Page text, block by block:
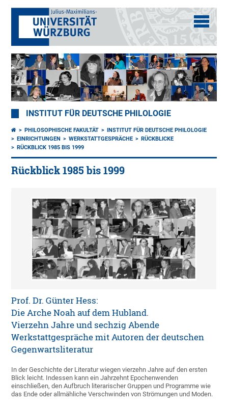
INSTITUT FÜR DEUTSCHE PHILOLOGIE
PHILOSOPHISCHE FAKULTÄT
INSTITUT FÜR DEUTSCHE PHILOLOGIE
EINRICHTUNGEN
WERKSTATTGESPRÄCHE
RÜCKBLICKE
RÜCKBLICK 1985 BIS 1999
Rückblick 1985 bis 1999
Prof. Dr. Günter Hess:
Die Arche Noah auf dem Hubland.
Vierzehn Jahre und sechzig Abende
Werkstattgespräche mit Autoren der deutschen
Gegenwartsliteratur
In der Geschichte der Literatur wiegen vierzehn Jahre auf den ersten
Blick leicht. Indessen kann ein Jahrzehnt Epochenwenden
einschließen, den Aufbruch literarischer Gruppen und Programme wie
das Ende oder allmähliche Verschwinden von Strömungen und Moden.